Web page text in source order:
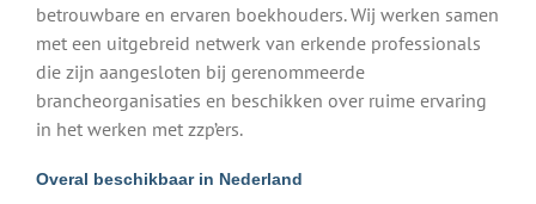
betrouwbare en ervaren boekhouders. Wij werken samen
met een uitgebreid netwerk van erkende professionals
die zijn aangesloten bij gerenommeerde
brancheorganisaties en beschikken over ruime ervaring
in het werken met zzp’ers.
Overal beschikbaar in Nederland